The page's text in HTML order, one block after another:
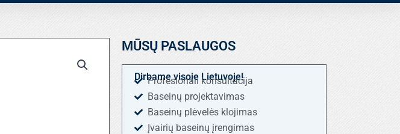
MŪSŲ PASLAUGOS
Dirbame visoje Lietuvoje!
Profesionali konsultacija
Baseinų projektavimas
Baseinų plėvelės klojimas
Įvairių baseinų įrengimas